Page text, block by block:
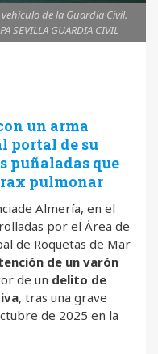
de la Guardia Civil.
SEVILLA GUARDIA CIVIL
un arma
portal de su
puñaladas que
pulmonar
Almería, en el
por el Área de
de Roquetas de Mar
de un varón
de un delito de
, tras una grave
de 2025 en la